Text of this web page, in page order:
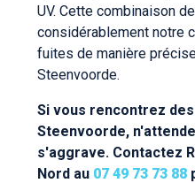
UV. Cette combinaison
considérablement notre
fuites de manière
Steenvoorde.
Si vous rencontrez
Steenvoorde,
s'aggrave. Contactez
Nord au 07 49 73 73 88